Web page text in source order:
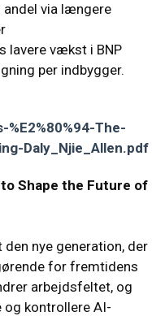
andel via længere
lavere vækst i BNP
per indbygger.
The-
Daly_Njie_Allen.pdf
Shape the Future of
nye generation, der
for fremtidens
arbejdsfeltet, og
og kontrollere AI-